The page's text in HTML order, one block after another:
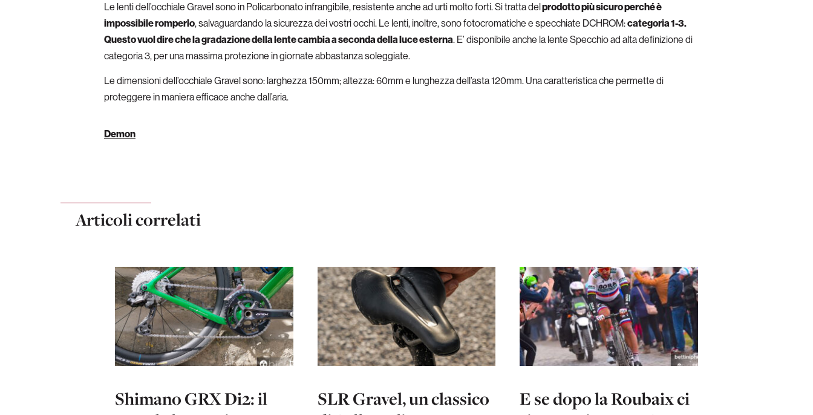
Le lenti dell’occhiale Gravel sono in Policarbonato infrangibile, resistente anche ad urti molto forti. Si tratta delprodotto più sicuro perché è
impossibile romperlo, salvaguardando la sicurezza dei vostri occhi. Le lenti, inoltre, sono fotocromatiche e specchiate DCHROM:categoria 1-3.
Questo vuol dire che la gradazione della lente cambia a seconda della luce esterna. E’ disponibile anche la lente Specchio ad alta definizione di
categoria 3, per una massima protezione in giornate abbastanza soleggiate.
Le dimensioni dell’occhiale Gravel sono: larghezza 150mm; altezza: 60mm e lunghezza dell’asta 120mm. Una caratteristica che permette di
proteggere in maniera efficace anche dall’aria.
Demon
Articoli correlati
Shimano GRX Di2: il
SLR Gravel, un classico
E se dopo la Roubaix ci